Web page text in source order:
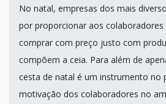
No natal, empresas dos mais
por proporcionar aos colaboradores
comprar com preço justo com
compõem a ceia. Para além de
cesta de natal é um instrumento no
motivação dos colaboradores no